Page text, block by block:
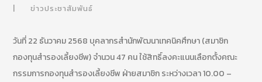
ข่าวประชาสัมพันธ์
วันที่ 22 ธันวาคม 2568 บุคลากรสำนักพัฒนาเทคนิคศึกษา (สมาชิก
กองทุนสำรองเลี้ยงชีพ) จำนวน 47 คน ใช้สิทธิ์ลงคะแนนเลือกตั้งคณะ
กรรมการกองทุนสำรองเลี้ยงชีพ ฝ่ายสมาชิก ระหว่างเวลา 10.00 –